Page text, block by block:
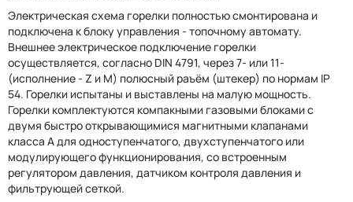
Электрическая схема горелки полностью смонтирована и
подключена к блоку управления - топочному автомату.
Внешнее электрическое подключение горелки
осуществляется, согласно DIN 4791, через 7- или 11-
(исполнение - Z и М) полюсный раъём (штекер) по нормам IP
54. Горелки испытаны и выставлены на малую мощность.
Горелки комплектуются компакными газовыми блоками с
двумя быстро открывающимися магнитными клапанами
класса А для одноступенчатого, двухступенчатого или
модулирующего функционирования, со встроенным
регулятором давления, датчиком контроля давления и
фильтрующей сеткой.